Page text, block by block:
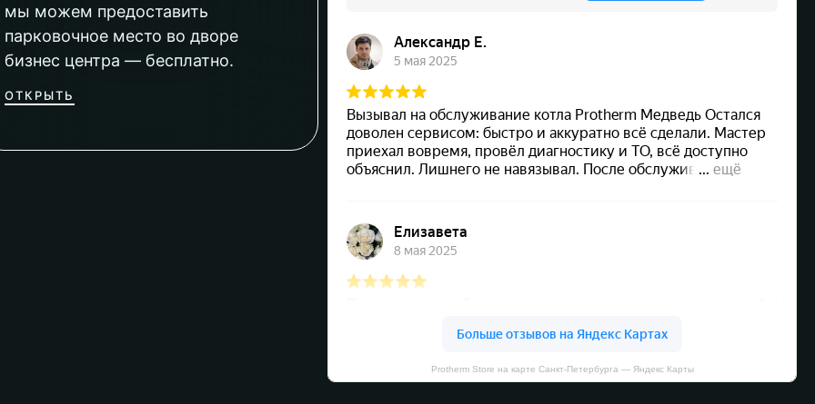
мы можем предоставить
парковочное место во дворе
бизнес центра — бесплатно.
ОТКРЫТЬ
Protherm Store на карте Санкт‑Петербурга — Яндекс Карты